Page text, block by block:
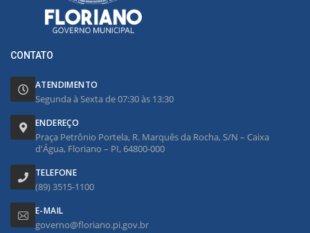
CONTATO
ATENDIMENTO
Segunda à Sexta de 07:30 às 13:30
ENDEREÇO
Praça Petrônio Portela, R. Marquês da Rocha, S/N – Caixa
d'Água, Floriano – PI, 64800-000
TELEFONE
(89) 3515-1100
E-MAIL
governo@floriano.pi.gov.br